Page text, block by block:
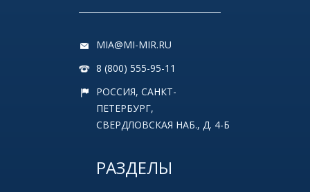
MIA@MI-MIR.RU
8 (800) 555-95-11
РОССИЯ, САНКТ-
ПЕТЕРБУРГ,
СВЕРДЛОВСКАЯ НАБ., Д. 4-Б
РАЗДЕЛЫ